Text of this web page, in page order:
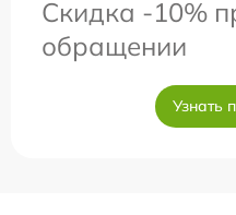
Скидка -10%
обращении
Узнать